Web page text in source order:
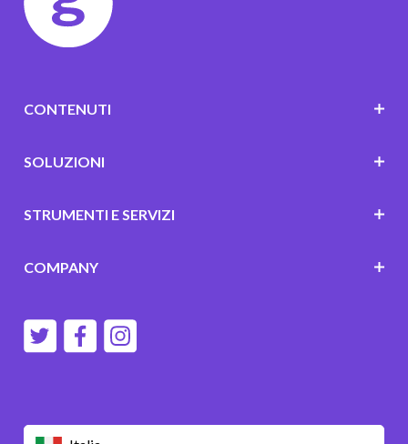
CONTENUTI
SOLUZIONI
STRUMENTI E SERVIZI
COMPANY